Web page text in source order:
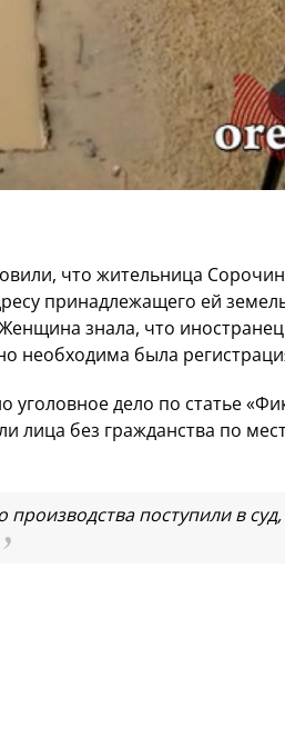
что жительница
принадлежащего ей
знала, что
необходима была
дело по статье
лица без гражданства по
поступили в